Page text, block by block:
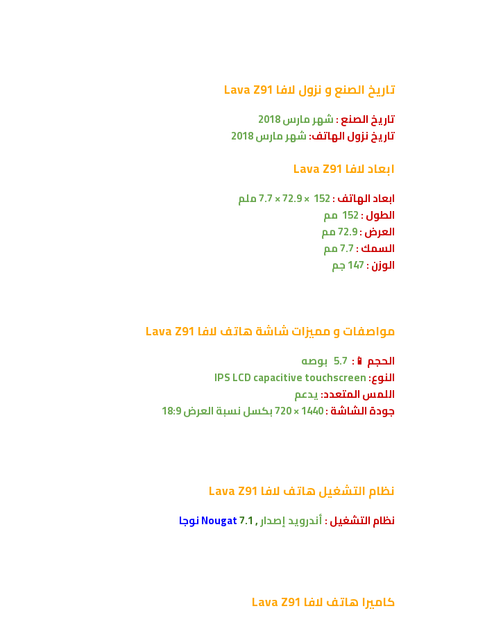
تاريخ الصنع و نزوللافا Lava Z91
تاريخ الصنع :شهر مارس 2018
تاريخ نزول الهاتف:شهر مارس 2018
ابعادلافا Lava Z91
ابعاد الهاتف :152 × 72.9 × 7.7 ملم
الطول :152 مم
العرض :
السمك :7.7 مم
الوزن :
مواصفات و مميزات شاشةهاتف لافا Lava Z91
الحجم 📱:
النوع:IPS LCD capacitive touchscreen
اللمس المتعدد:يدعم
جودة الشاشة :1440 × 720 بكسل نسبة العرض 18:9
نظام التشغيلهاتف لافا Lava Z91
نظام التشغيل :أندرويد إصدار, 7.1 Nougat نوجا
كاميرا هاتف لافا Lava Z91